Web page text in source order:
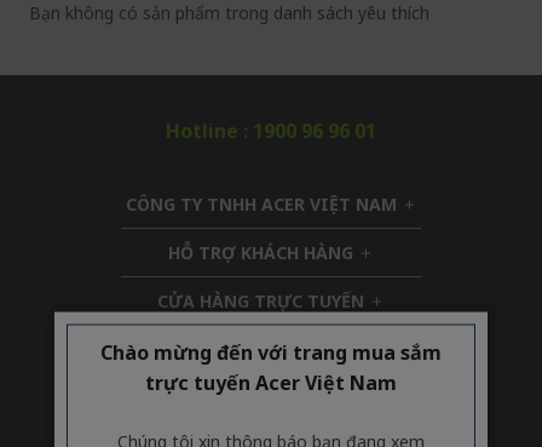
Bạn không có sản phẩm trong danh sách yêu thích
Hotline : 1900 96 96 01
CÔNG TY TNHH ACER VIỆT NAM h
i
d
n
HỖ TRỢ KHÁCH HÀNG h
i
d
d
e
n
CỬA HÀNG TRỰC TUYẾN h
i
d
d
TÀI KHOẢNh
i
Kết Nối Với Chúng Tôi​
Chào mừng đến với trang mua sắm
trực tuyến Acer Việt Nam
Chúng tôi xin thông báo bạn đang xem